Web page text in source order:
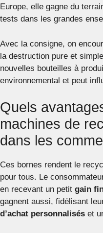
Europe, elle gagne du
tests dans les grandes
Avec la consigne, on
la destruction pure et
nouvelles bouteilles à
environnemental et peut
Quels
machines de
dans les
Ces bornes rendent le
pour tous. Le
en recevant un petit gain
gagnent aussi, fidélisant
d’achat personnalisés et